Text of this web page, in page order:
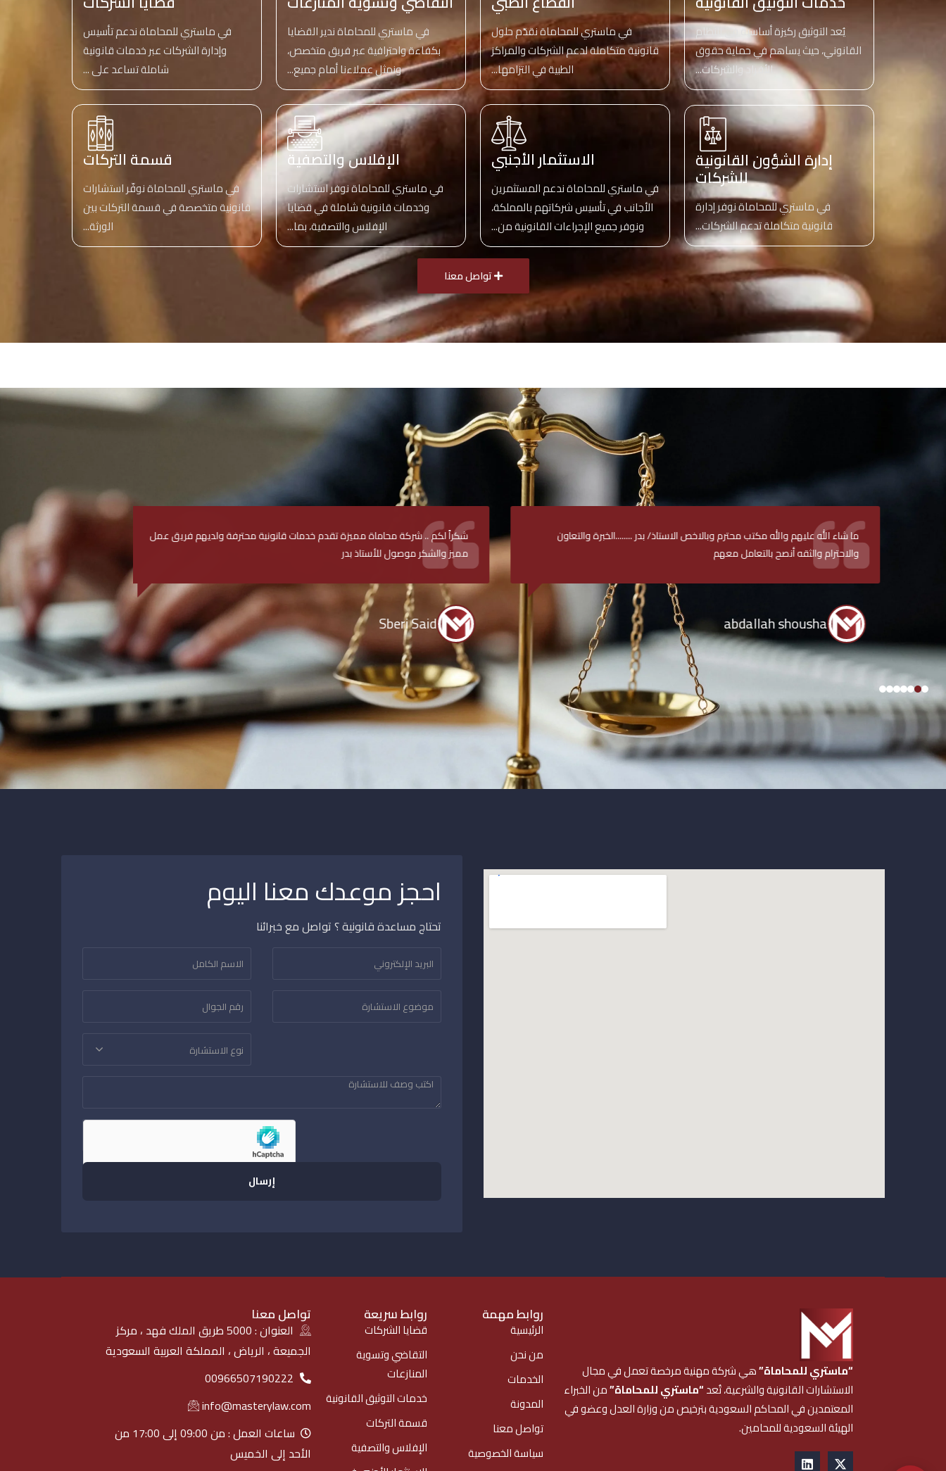
يُعد التوثيق ركيزة أساسية في النظام
القانوني، حيث يساهم في حماية حقوق
الأفراد والشركات...
في ماستري للمحاماة نقدّم حلول
قانونية متكاملة لدعم الشركات والمراكز
الطبية في التزامها...
في ماستري للمحاماة ندير القضايا
بكفاءة واحترافية عبر فريق متخصص،
ونمثل عملاءنا أمام جميع...
في ماستري للمحاماة ندعم تأسيس
وإدارة الشركات عبر خدمات قانونية
شاملة تساعد على ...
إدارة الشؤون القانونية
للشركات
في ماستري للمحاماة نوفر إدارة
قانونية متكاملة تدعم الشركات...
الاستثمار الأجنبي
في ماستري للمحاماة ندعم المستثمرين
الأجانب في تأسيس شركاتهم بالمملكة،
ونوفر جميع الإجراءات القانونية من...
الإفلاس والتصفية
في ماستري للمحاماة نوفر استشارات
وخدمات قانونية شاملة في قضايا
الإفلاس والتصفية، بما...
قسمة التركات
في ماستري للمحاماة نوفّر استشارات
قانونية متخصصة في قسمة التركات بين
الورثة...
تواصل معنا
ما شاء الله عليهم والله مكتب محترم وبالاخص الاستاذ/ بدر ........الخبرة والتعاون
والاحترام والثقه أنصح بالتعامل معهم
abdallah shousha
شكراً لكم .. شركة محاماة مميزة تقدم خدمات قانونية محترفة ولديهم فريق عمل
مميز والشكر موصول للأستاذ بدر
Sberi Said
Abdalla Heriz
احجز موعدك معنا اليوم
تحتاج مساعدة قانونية ؟ تواصل مع خبرائنا
نوع الاستشارة
“ماستري للمحاماة”هي شركة مهنية مرخصة تعمل في مجال
الاستشارات القانونية والشرعية، تُعد“ماستري للمحاماة”من الخبراء
المعتمدين في المحاكم السعودية بترخيص من وزارة العدل وعضو في
الهيئة السعودية للمحامين.
روابط مهمة
الرئيسية
من نحن
الخدمات
المدونة
تواصل معنا
سياسة الخصوصية
روابط سريعة
قضايا الشركات
التقاضي وتسوية
المنازعات
خدمات التوثيق القانونية
قسمة التركات
الإفلاس والتصفية
تواصل معنا
العنوان : 5000 طريق الملك فهد ، مركز
الجميعة ، الرياض ، المملكة العربية السعودية
00966507190222
info@masterylaw.com
ساعات العمل : من 09:00 إلى 17:00 من
الأحد إلى الخميس